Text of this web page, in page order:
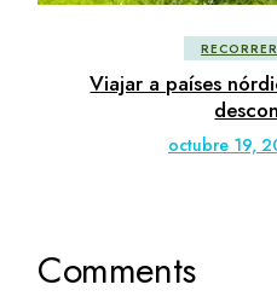
Viajar a países
octubre 19,
Comments